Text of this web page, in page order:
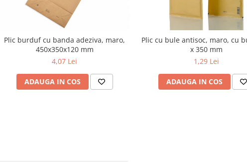
Plic burduf cu banda adeziva, maro,
450x350x120 mm
4,07 Lei
ADAUGA IN COS
Plic cu bule antisoc, maro, cu
x 350 mm
1,29 Lei
ADAUGA IN COS